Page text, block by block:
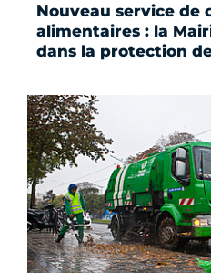
Nouveau service de
alimentaires : la
dans la protection